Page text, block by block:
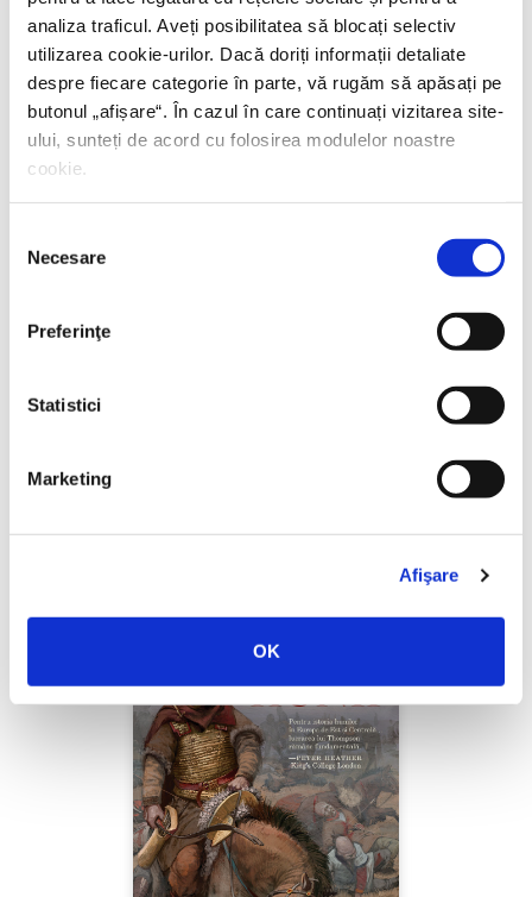
analiza traficul. Aveți posibilitatea să blocați selectiv
utilizarea cookie-urilor. Dacă doriți informații detaliate
despre fiecare categorie în parte, vă rugăm să apăsați pe
butonul „afișare“. În cazul în care continuați vizitarea site-
ului, sunteți de acord cu folosirea modulelor noastre
cookie.
consimțământului
Necesare
Preferinţe
Statistici
Marketing
Afişare
OK
Thierry Wolton, Lumea noastră orwelliană